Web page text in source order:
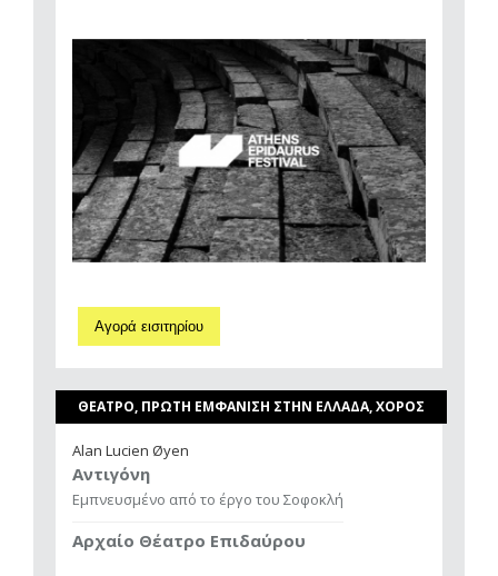
Αγορά εισιτηρίου
ΘΕΑΤΡΟ, ΠΡΩΤΗ ΕΜΦΑΝΙΣΗ ΣΤΗΝ ΕΛΛΑΔΑ, ΧΟΡΟΣ
Alan Lucien Øyen
Αντιγόνη
Εμπνευσμένο από το έργο του Σοφοκλή
Αρχαίο Θέατρο Επιδαύρου